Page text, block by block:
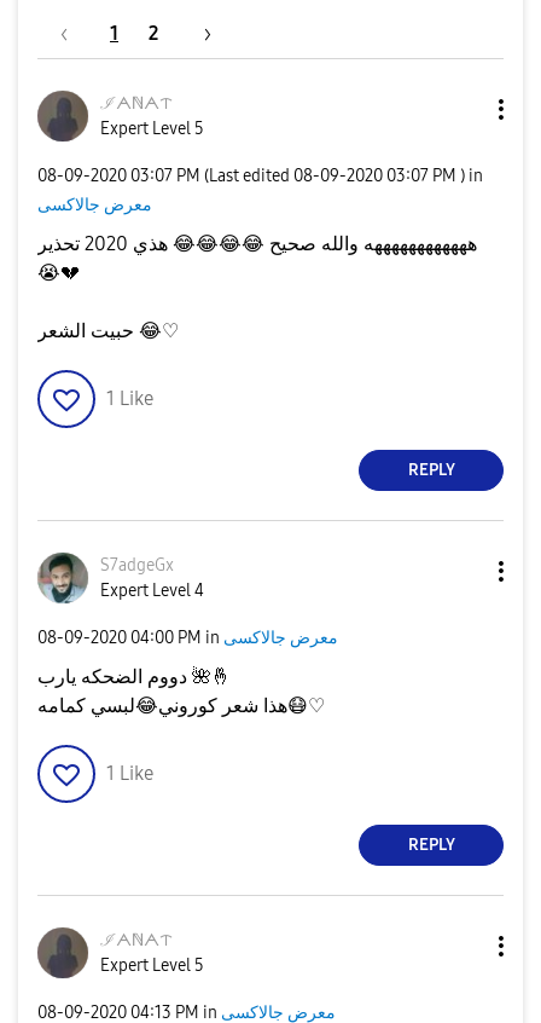
1 2
ℐᗅℕᗅᝨ
Expert Level 5
‎08-09-2020 03:07 PM (Last edited ‎08-09-2020 03:07 PM ) in
معرض جالاكسى
ههههههههههههه والله صحيح 😂
😂
😂
😂 هذي 2020 تحذير
😭💔
😂♡
1 Like
REPLY
S7adgeGx
Expert Level 4
‎08-09-2020 04:00 PM in معرض جالاكسى
🌺 🤞
هذا شعر كوروني😂لبسي كمامه 😷♡
1 Like
REPLY
ℐᗅℕᗅᝨ
Expert Level 5
‎08-09-2020 04:13 PM in معرض جالاكسى